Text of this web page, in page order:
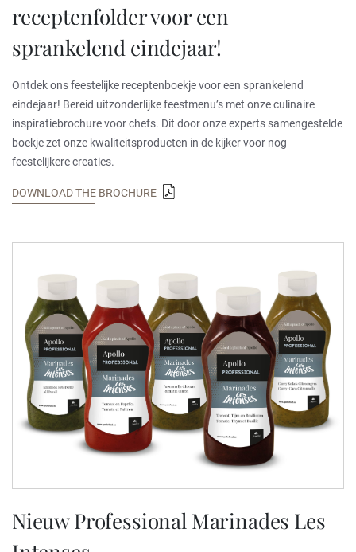
receptenfolder voor een
sprankelend eindejaar!
Ontdek ons feestelijke receptenboekje voor een sprankelend
eindejaar! Bereid uitzonderlijke feestmenu’s met onze culinaire
inspiratiebrochure voor chefs. Dit door onze experts samengestelde
boekje zet onze kwaliteitsproducten in de kijker voor nog
feestelijkere creaties.
DOWNLOAD THE BROCHURE
Nieuw Professional Marinades Les